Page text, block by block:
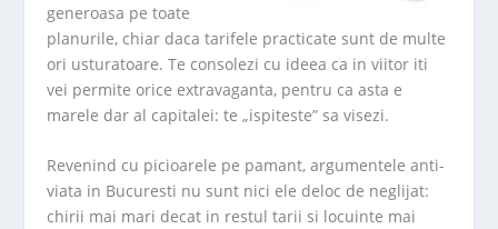
generoasa pe toate
planurile, chiar daca tarifele practicate sunt de multe
ori usturatoare. Te consolezi cu ideea ca in viitor iti
vei permite orice extravaganta, pentru ca asta e
marele dar al capitalei: te „ispiteste” sa visezi.
Revenind cu picioarele pe pamant, argumentele anti-
viata in Bucuresti nu sunt nici ele deloc de neglijat:
chirii mai mari decat in restul tarii si locuinte mai